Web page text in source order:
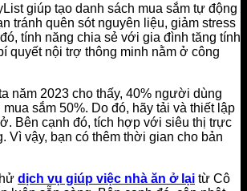
giúp tạo danh sách mua sắm tự động
tránh quên sót nguyên liệu, giảm stress
tính năng chia sẻ với gia đình tăng tính
quyết nội trợ thông minh nằm ở công
năm 2023 cho thấy, 40% người dùng
sắm 50%. Do đó, hãy tải và thiết lập
Bên cạnh đó, tích hợp với siêu thị trực
Vì vậy, bạn có thêm thời gian cho bản
dịch vụ giúp việc nhà ăn ở lại từ Cô